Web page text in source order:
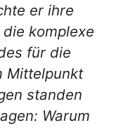
er ihre
komplexe
für die
Mittelpunkt
standen
Warum